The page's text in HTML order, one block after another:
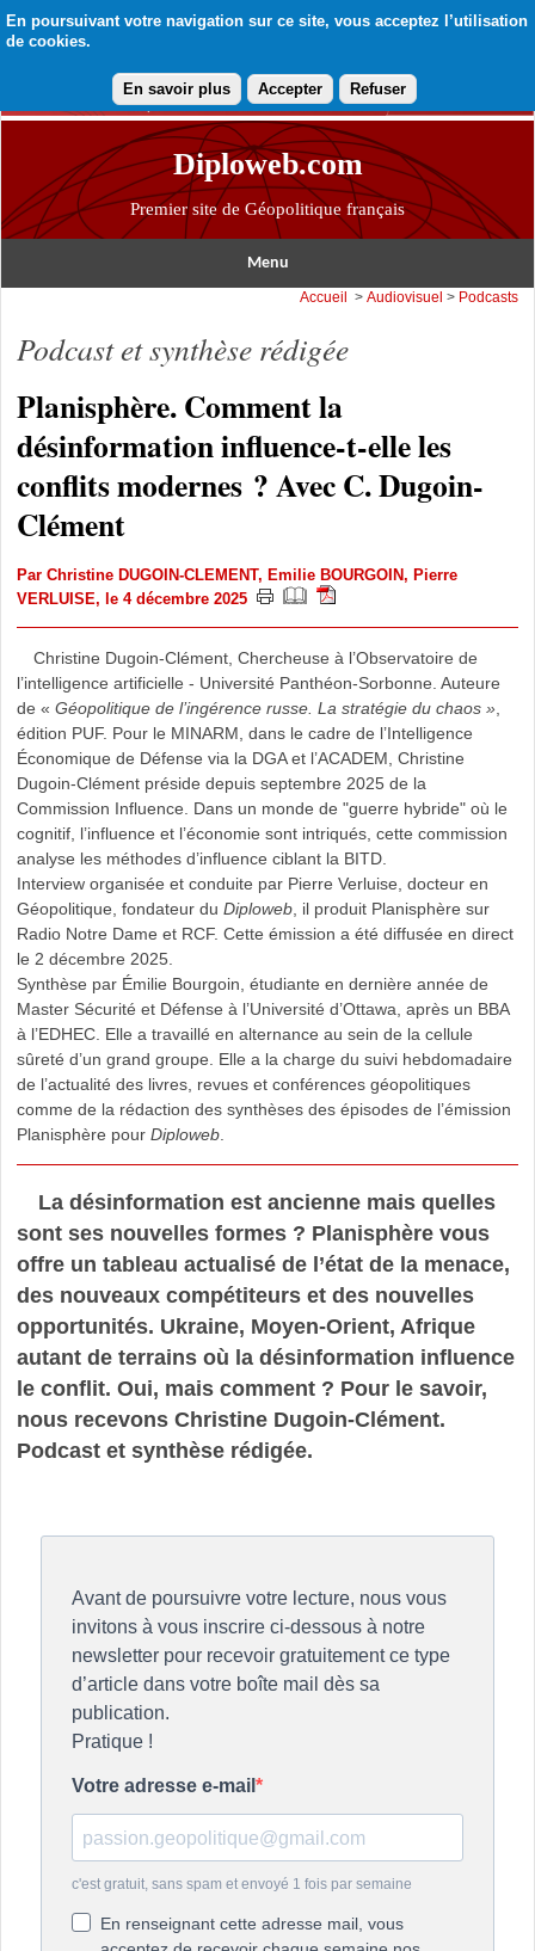
En poursuivant votre navigation sur ce site, vous acceptez l’utilisation
de cookies.
En savoir plus Accepter Refuser
Diploweb.com
Premier site de Géopolitique français
Menu
Accueil >Audiovisuel > Podcasts
Podcast et synthèse rédigée
Planisphère. Comment la
désinformation influence-t-elle les
conflits modernes ? Avec C. Dugoin-
Clément
Par Christine DUGOIN-CLEMENT, Emilie BOURGOIN, Pierre
VERLUISE, le 4 décembre 2025
Christine Dugoin-Clément, Chercheuse à l’Observatoire de
l’intelligence artificielle - Université Panthéon-Sorbonne. Auteure
de « Géopolitique de l’ingérence russe. La stratégie du chaos »,
édition PUF. Pour le MINARM, dans le cadre de l’Intelligence
Économique de Défense via la DGA et l’ACADEM, Christine
Dugoin-Clément préside depuis septembre 2025 de la
Commission Influence. Dans un monde de "guerre hybride" où le
cognitif, l’influence et l’économie sont intriqués, cette commission
analyse les méthodes d’influence ciblant la BITD.
Interview organisée et conduite par Pierre Verluise, docteur en
Géopolitique, fondateur du Diploweb, il produit Planisphère sur
Radio Notre Dame et RCF. Cette émission a été diffusée en direct
le 2 décembre 2025.
Synthèse par Émilie Bourgoin, étudiante en dernière année de
Master Sécurité et Défense à l’Université d’Ottawa, après un BBA
à l’EDHEC. Elle a travaillé en alternance au sein de la cellule
sûreté d’un grand groupe. Elle a la charge du suivi hebdomadaire
de l’actualité des livres, revues et conférences géopolitiques
comme de la rédaction des synthèses des épisodes de l’émission
Planisphère pour Diploweb.
La désinformation est ancienne mais quelles
sont ses nouvelles formes ? Planisphère vous
offre un tableau actualisé de l’état de la menace,
des nouveaux compétiteurs et des nouvelles
opportunités. Ukraine, Moyen-Orient, Afrique
autant de terrains où la désinformation influence
le conflit. Oui, mais comment ? Pour le savoir,
nous recevons Christine Dugoin-Clément.
Podcast et synthèse rédigée.